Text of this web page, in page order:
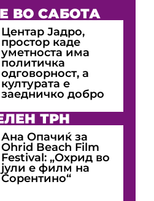
ВО САБОТА
Центар Јадро,
простор каде
уметноста има
политичка
одговорност, а
културата е
заедничко добро
ТРН
Ана Опачиќ за
Оhrid Beach Film
Festival: „Охрид во
јули е филм на
Сорентино“